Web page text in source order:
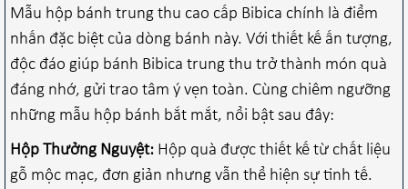
Mẫu hộp bánh trung thu cao cấp Bibica chính là điểm
nhấn đặc biệt của dòng bánh này. Với thiết kế ấn tượng,
độc đáo giúp bánh Bibica trung thu trở thành món quà
đáng nhớ, gửi trao tâm ý vẹn toàn. Cùng chiêm ngưỡng
những mẫu hộp bánh bắt mắt, nổi bật sau đây:
Hộp Thưởng Nguyệt: Hộp quà được thiết kế từ chất liệu
gỗ mộc mạc, đơn giản nhưng vẫn thể hiện sự tinh tế.